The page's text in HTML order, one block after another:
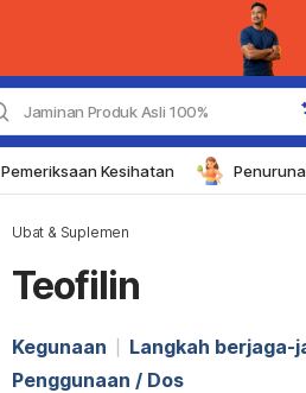
Jaminan Produk Asli 100%
Pemeriksaan Kesihatan
Ubat & Suplemen
Teofilin
Kegunaan Langkah berjaga-
Penggunaan / Dos